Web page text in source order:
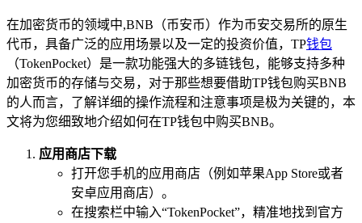
在加密货币的领域中,BNB（币安币）作为币安交易所的原生
代币，具备广泛的应用场景以及一定的投资价值，TP钱包
（TokenPocket）是一款功能强大的多链钱包，能够支持多种
加密货币的存储与交易，对于那些想要借助TP钱包购买BNB
的人而言，了解详细的操作流程和注意事项是极为关键的，本
文将为您细致地介绍如何在TP钱包中购买BNB。
应用商店下载
打开您手机的应用商店（例如苹果App Store或者
安卓应用商店）。
在搜索栏中输入“TokenPocket”，精准地找到官方